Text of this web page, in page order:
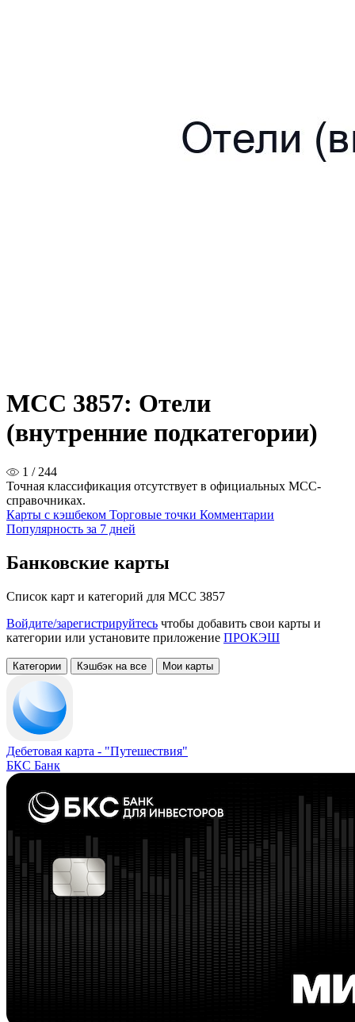
MCC 3857: Отели
(внутренние подкатегории)
1 / 244
Точная классификация отсутствует в официальных MCC-
справочниках.
Карты с кэшбеком Торговые точки Комментарии
Популярность за 7 дней
Банковские карты
Список карт и категорий для MCC 3857
Войдите/зарегистрируйтесь чтобы добавить свои карты и
категории или установите приложение ПРОКЭШ
Категории Кэшбэк на все Мои карты
Дебетовая карта - "Путешествия"
БКС Банк